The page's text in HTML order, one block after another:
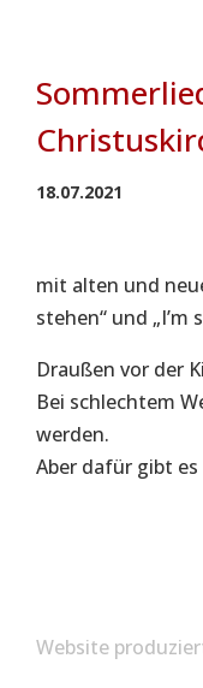
18.07.2021
mit alten und
stehen“ und
Draußen vor der
Bei schlechtem
werden.
Aber dafür gibt
Website